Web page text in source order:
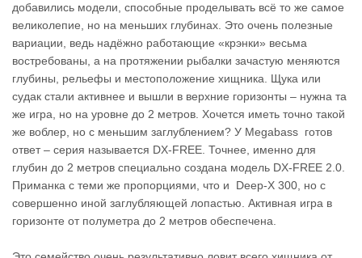
добавились модели, способные проделывать всё то же самое
великолепие, но на меньших глубинах. Это очень полезные
вариации, ведь надёжно работающие «крэнки» весьма
востребованы, а на протяжении рыбалки зачастую меняются
глубины, рельефы и местоположение хищника. Щука или
судак стали активнее и вышли в верхние горизонты – нужна та
же игра, но на уровне до 2 метров. Хочется иметь точно такой
же воблер, но с меньшим заглублением? У Megabass готов
ответ – серия называется DX-FREE. Точнее, именно для
глубин до 2 метров специально создана модель DX-FREE 2.0.
Приманка с теми же пропорциями, что и Deep-X 300, но с
совершенно иной заглубляющей лопастью. Активная игра в
горизонте от полуметра до 2 метров обеспечена.